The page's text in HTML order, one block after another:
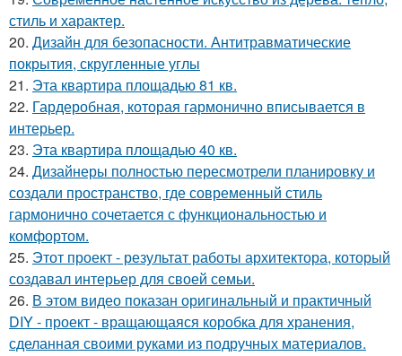
стиль и характер.
20. Дизайн для безопасности. Антитравматические
покрытия, скругленные углы
21. Эта квартира площадью 81 кв.
22. Гардеробная, которая гармонично вписывается в
интерьер.
23. Эта квартира площадью 40 кв.
24. Дизайнеры полностью пересмотрели планировку и
создали пространство, где современный стиль
гармонично сочетается с функциональностью и
комфортом.
25. Этот проект - результат работы архитектора, который
создавал интерьер для своей семьи.
26. В этом видео показан оригинальный и практичный
DIY - проект - вращающаяся коробка для хранения,
сделанная своими руками из подручных материалов.